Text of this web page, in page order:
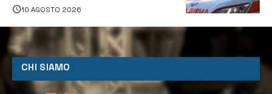
10 AGOSTO 2026
CHI SIAMO